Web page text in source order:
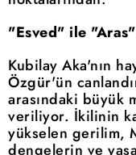
"Esved" ile
Kubilay Aka'nın
Özgür'ün
arasındaki büyük
veriliyor. İkilinin
yükselen gerilim,
dengelerin ve